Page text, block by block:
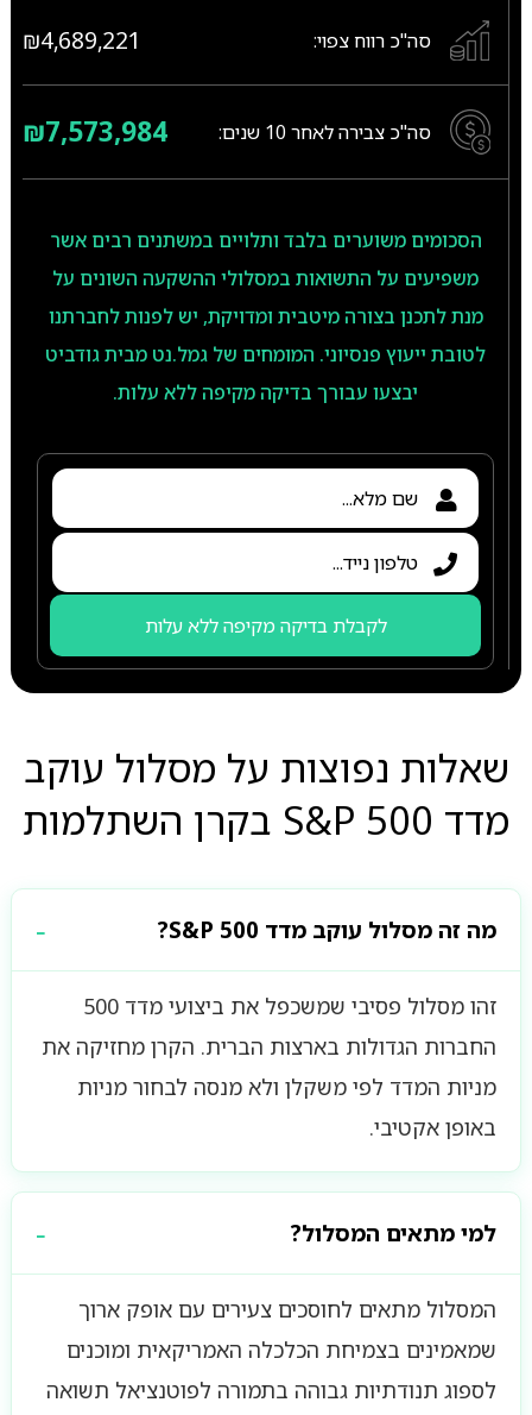
סה"כ רווח צפוי: ₪4,689,221
סה"כ צבירה לאחר 10 שנים: ₪7,573,984
הסכומים משוערים בלבד ותלויים במשתנים רבים אשר
משפיעים על התשואות במסלולי ההשקעה השונים על
מנת לתכנן בצורה מיטבית ומדויקת, יש לפנות לחברתנו
לטובת ייעוץ פנסיוני. המומחים של גמל.נט מבית גודביט
יבצעו עבורך בדיקה מקיפה ללא עלות.
לקבלת בדיקה מקיפה ללא עלות
שאלות נפוצות על מסלול עוקב
מדד S&P 500 בקרן השתלמות
מה זה מסלול עוקב מדד S&P 500?
זהו מסלול פסיבי שמשכפל את ביצועי מדד 500
החברות הגדולות בארצות הברית. הקרן מחזיקה את
מניות המדד לפי משקלן ולא מנסה לבחור מניות
באופן אקטיבי.
למי מתאים המסלול?
המסלול מתאים לחוסכים צעירים עם אופק ארוך
שמאמינים בצמיחת הכלכלה האמריקאית ומוכנים
לספוג תנודתיות גבוהה בתמורה לפוטנציאל תשואה